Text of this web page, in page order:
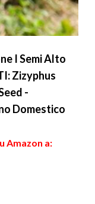
I Semi Alto
Zizyphus
-
Domestico
Amazon a: